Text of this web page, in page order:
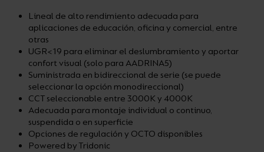
Lineal de alto rendimiento adecuada para
aplicaciones de educación, oficina y comercial, entre
otras
UGR<19 para eliminar el deslumbramiento y aportar
confort visual (solo para AADRINA5)
Suministrada en bidireccional de serie (se puede
seleccionar la opción monodireccional)
CCT seleccionable entre 3000K y 4000K
Adecuada para montaje individual o continuo,
suspendida o en superficie
Opciones de regulación y OCTO disponibles
Powered by Tridonic